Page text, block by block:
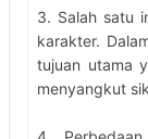
3. Salah satu
karakter.
tujuan utama
menyangkut